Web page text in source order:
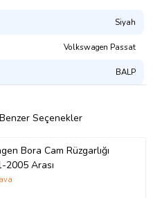
Siyah
Volkswagen Passat
BALP
Seçenekler
Bora Cam Rüzgarlığı
2005 Arası